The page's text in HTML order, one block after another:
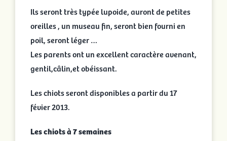
Ils seront très typée lupoide, auront de petites
oreilles , un museau fin, seront bien fourni en
poil, seront léger …
Les parents ont un excellent caractère avenant,
gentil,câlin,et obéissant.
Les chiots seront disponibles a partir du 17
févier 2013.
Les chiots à 7 semaines